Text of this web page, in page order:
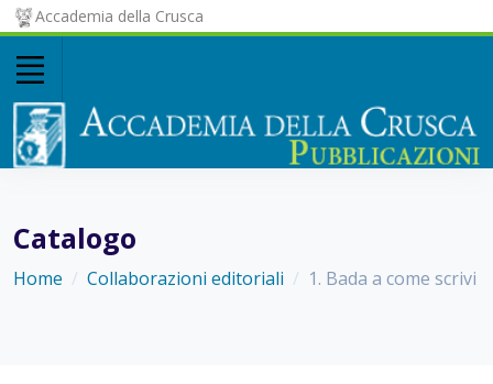
Accademia della Crusca
Catalogo
Home Collaborazioni editoriali 1. Bada a come scrivi